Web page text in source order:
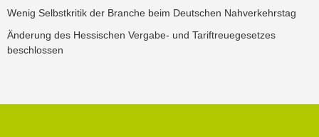
Wenig Selbstkritik der Branche beim Deutschen Nahverkehrstag
Änderung des Hessischen Vergabe- und Tariftreuegesetzes
beschlossen